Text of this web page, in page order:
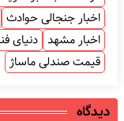
اخبار جنجالی حوادث
اخبار مشهد دنیای
قیمت صندلی ماساژ
دیدگاه